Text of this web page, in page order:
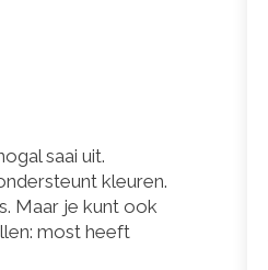
saai uit.
kleuren.
Maar je kunt ook
most heeft